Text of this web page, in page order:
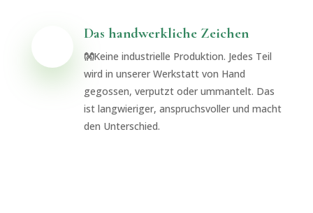
Das handwerkliche Zeichen
👐Keine industrielle Produktion. Jedes Teil
wird in unserer Werkstatt von Hand
gegossen, verputzt oder ummantelt. Das
ist langwieriger, anspruchsvoller und macht
den Unterschied.